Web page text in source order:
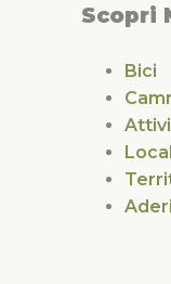
Scopri
Bici